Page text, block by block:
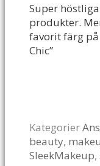
Super
produkter.
favorit färg
Chic”
Kategorier
beauty,
SleekMakeup,